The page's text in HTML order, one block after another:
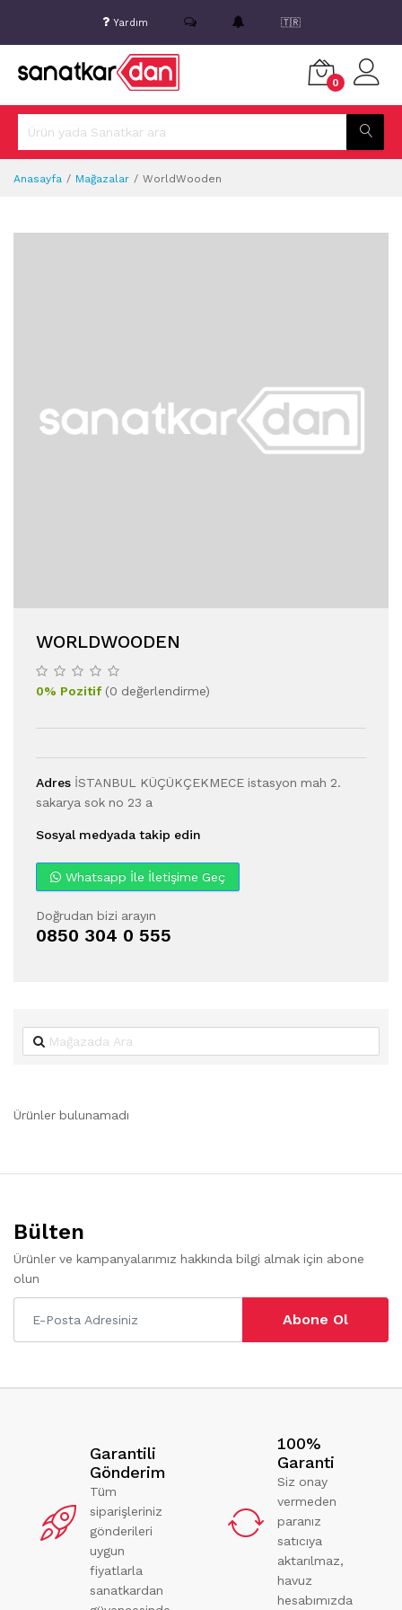
Yardım 🇹🇷
0
Anasayfa Mağazalar WorldWooden
WORLDWOODEN
0% Pozitif(0 değerlendirme)
Adres İSTANBUL KÜÇÜKÇEKMECE istasyon mah 2.
sakarya sok no 23 a
Sosyal medyada takip edin
Whatsapp İle İletişime Geç
Doğrudan bizi arayın
0850 304 0 555
Ürünler bulunamadı
Bülten
Ürünler ve kampanyalarımız hakkında bilgi almak için abone
olun
Abone Ol
Garantili
Gönderim
Tüm
siparişleriniz
gönderileri
uygun
fiyatlarla
sanatkardan
100%
Garanti
Siz onay
vermeden
paranız
satıcıya
aktarılmaz,
havuz
hesabımızda